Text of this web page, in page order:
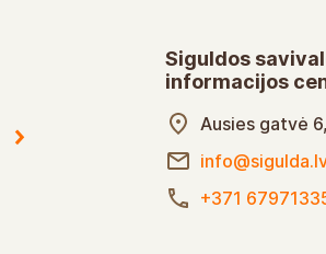
Siguldos
informacijos
Ausies gatvė
+371